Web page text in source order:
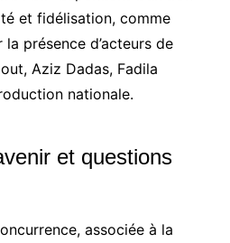
et fidélisation, comme
présence d’acteurs de
Aziz Dadas, Fadila
nationale.
et questions
associée à la